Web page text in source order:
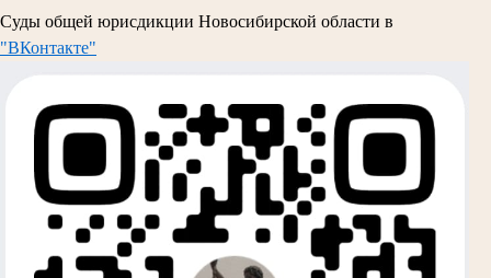
Суды общей юрисдикции Новосибирской области в
"ВКонтакте"